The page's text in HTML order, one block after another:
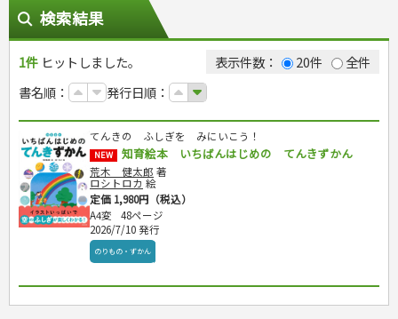
スポーツ
スポーツルール
ゴルフ
トレーニング
ジュニアスポーツ
その他スポーツ
自然・アウトドア・ペット
犬・猫
ペット・飼育
園芸・野菜づくり
雑学
ナンプレ
囲碁・将棋・麻雀
ゲーム・マジック
家相・風水・占い
カルチャー・芸術・趣味
鉄道・車・自転車
音楽・楽器
趣味・鑑賞・カメラ
絵画・デッサン
俳句・詩・ことば
辞典・語学
辞典
語学・旅行会話
運転免許
原付・二輪
普通免許
その他免許
生活・暮らし
料理
料理・レシピ
おもてなし・ごちそう料理
各国料理
お弁当
健康メニュー・ダイエット
調理器具クッキング
お菓子・ケーキ・パン
飲み物・お酒
手芸・クラフト
編み物
ソーイング
クラフト
住まい・インテリア・暮らし
インテリア・ハウジング
収納・掃除・暮らし
美容・ファッション
ダイエット・エクササイズ
メイク・ネイル・ヘア
着物・着つけ
冠婚葬祭・手紙・ペン字
冠婚葬祭・スピーチ・マナー
手紙・ペン字
妊娠・出産・育児
妊娠・出産・育児
離乳食・幼児食・こどもレシピ
健康と保育
家庭医学・健康
ツボ・マッサージ
健康知識
栄養事典
生活習慣病
看護・介護
介護一般
パネルシアター
指導マニュアル
児童一般
おりがみ・あやとり
なぞなぞ・ゲーム
占い・心理ゲーム
のりもの・ずかん
読み物・絵本
音と光のでる絵本
学参・ドリル
夏休みドリル
総復習ドリル
学習・地図
自由研究・読書感想文
えんぴつちょう
就職活動
就職活動
就職試験
公務員試験
資格試験
検定試験・資格試験
英語検定・TOEIC
漢字検定・数学検定
簿記検定
看護・薬学
ケアマネジャー
介護・社会福祉士
保育士
ビジネス
経営・経済・法律
マネー・株・資産
ビジネス・法律
簿記・経理・税金・保険
自己啓発
自己啓発
ビジネス読み物
旅行・歴史
国内・海外旅行
国外旅行
国内旅行
散歩・グルメ
地理・歴史
地理・地図
歴史
文庫
ダイアリー
ダイアリー
プラチナダイアリー プレステージ
検索結果
1件 ヒットしました。 表示件数： 20件
全件
書名順：
発行日順：
てんきの ふしぎを みにいこう！
NEW 知育絵本 いちばんはじめの てんきずかん
荒木 健太郎 著
ロシトロカ 絵
定価 1,980円（税込）
A4変
48ページ
2026/7/10 発行
のりもの・ずかん